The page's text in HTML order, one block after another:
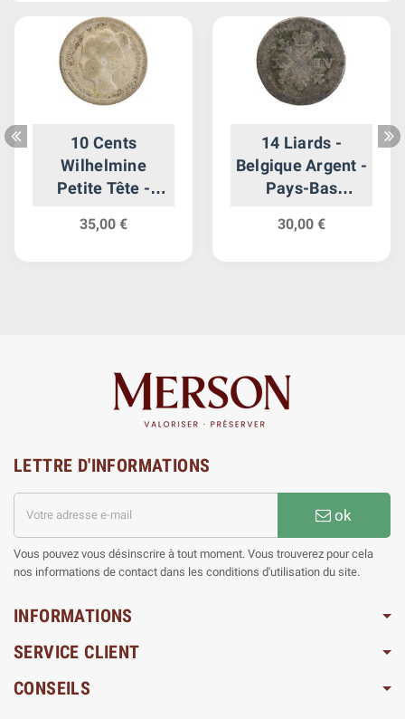
10 Cents
Wilhelmine
Petite Tête -
35,00 €
14 Liards -
Belgique Argent -
Pays-Bas
30,00 €
LETTRE D'INFORMATIONS
ok
Vous pouvez vous désinscrire à tout moment. Vous trouverez pour cela
nos informations de contact dans les conditions d'utilisation du site.
INFORMATIONS
SERVICE CLIENT
CONSEILS